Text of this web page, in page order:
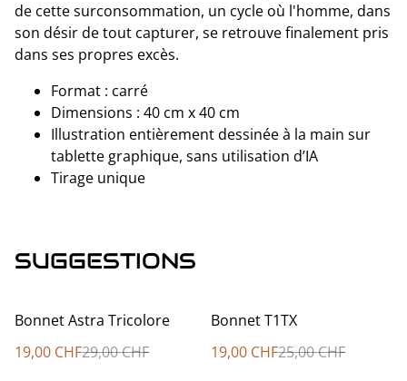
de cette surconsommation, un cycle où l'homme, dans
son désir de tout capturer, se retrouve finalement pris
dans ses propres excès.
Format : carré
Dimensions : 40 cm x 40 cm
Illustration entièrement dessinée à la main sur
tablette graphique, sans utilisation d’IA
Tirage unique
SUGGESTIONS
%
Bonnet Astra Tricolore
19,00 CHF29,00 CHF
%
Bonnet T1TX
19,00 CHF25,00 CHF